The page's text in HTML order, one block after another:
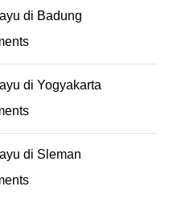
di Badung
di Yogyakarta
di Sleman